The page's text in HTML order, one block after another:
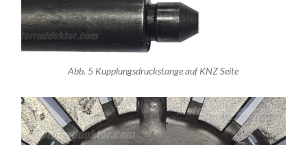
Abb. 5 Kupplungsdruckstange auf KNZ Seite